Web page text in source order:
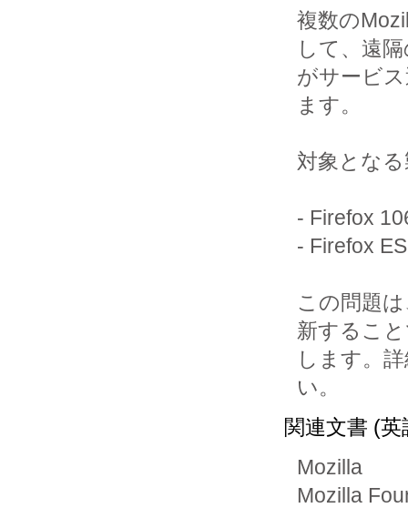
複数の
して、遠
がサービ
ます。
対象とな
- Firefox
- Firefox
この問題
新するこ
します。
関連文書 (英
Mozilla
Mozilla